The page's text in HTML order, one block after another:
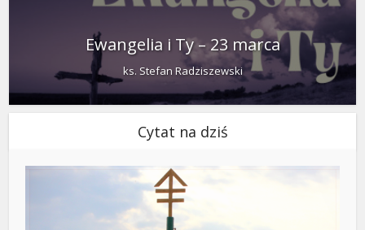
Ewangelia i Ty – 23 marca
ks. Stefan Radziszewski
Cytat na dziś